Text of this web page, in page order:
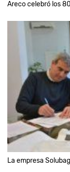
Areco celebró los
La empresa